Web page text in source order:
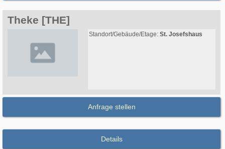
Theke [THE]
Standort/Gebäude/Etage: St. Josefshaus
Anfrage stellen
Details